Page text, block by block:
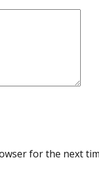
for the next